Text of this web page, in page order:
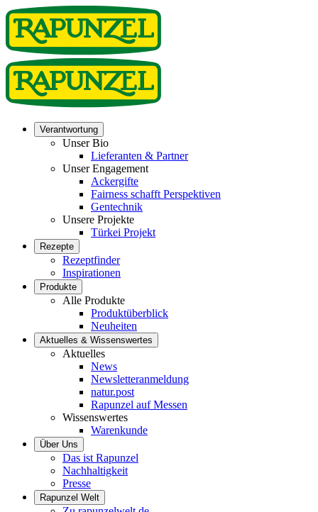
Verantwortung
Unser Bio
Lieferanten & Partner
Unser Engagement
Ackergifte
Fairness schafft Perspektiven
Gentechnik
Unsere Projekte
Türkei Projekt
Rezepte
Rezeptfinder
Inspirationen
Produkte
Alle Produkte
Produktüberblick
Neuheiten
Aktuelles & Wissenswertes
Aktuelles
News
Newsletteranmeldung
natur.post
Rapunzel auf Messen
Wissenswertes
Warenkunde
Über Uns
Das ist Rapunzel
Nachhaltigkeit
Presse
Rapunzel Welt